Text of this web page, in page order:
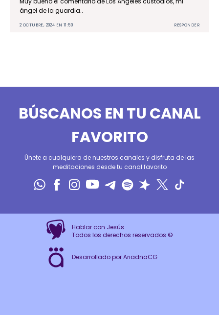
ángel de la guardia..
2 OCTUBRE, 2024 EN 11:50 RESPONDER
BÚSCANOS EN TU CANAL
FAVORITO
Únete a cualquiera de nuestros canales y disfruta de las
meditaciones desde tu canal favorito
Hablar con Jesús
Todos los derechos reservados ©
Desarrollado por AriadnaCG